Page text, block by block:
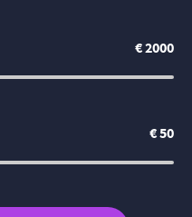
€ 2000
€ 50